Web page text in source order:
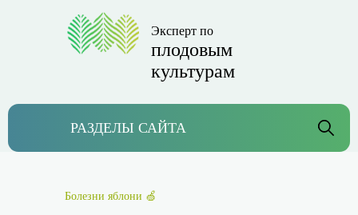
Эксперт по
плодовым
культурам
РАЗДЕЛЫ САЙТА
Болезни яблони 🍏